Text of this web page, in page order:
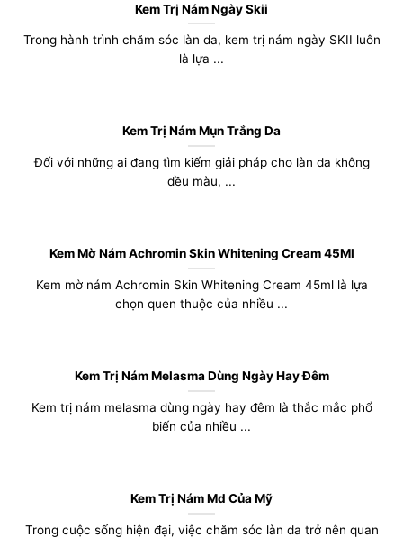
Kem Trị Nám Ngày Skii
Trong hành trình chăm sóc làn da, kem trị nám ngày SKII luôn
là lựa ...
Kem Trị Nám Mụn Trắng Da
Đối với những ai đang tìm kiếm giải pháp cho làn da không
đều màu, ...
Kem Mờ Nám Achromin Skin Whitening Cream 45Ml
Kem mờ nám Achromin Skin Whitening Cream 45ml là lựa
chọn quen thuộc của nhiều ...
Kem Trị Nám Melasma Dùng Ngày Hay Đêm
Kem trị nám melasma dùng ngày hay đêm là thắc mắc phổ
biến của nhiều ...
Kem Trị Nám Md Của Mỹ
Trong cuộc sống hiện đại, việc chăm sóc làn da trở nên quan